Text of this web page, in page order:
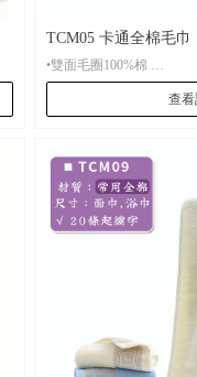
TCM05 卡通全棉毛
選
•雙面毛圈100%棉
•材 質： 雙面毛圈100%棉
•尺 寸：固定尺寸
•包 裝： 每條全新獨立OPP透明袋包裝，可按客人
要求訂製特別禮品包裝
•貨 期： 常規7-15天左右貨期，繡花設有急單服
查